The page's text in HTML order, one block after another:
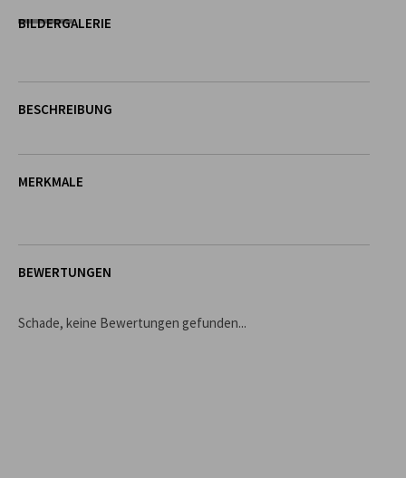
BILDERGALERIE
BESCHREIBUNG
MERKMALE
BEWERTUNGEN
Schade, keine Bewertungen gefunden...